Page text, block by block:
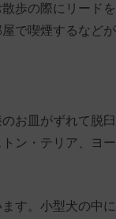
歩の際にリード
で喫煙するなどが
お皿がずれて脱
ン・テリア、ヨ
す。小型犬の中